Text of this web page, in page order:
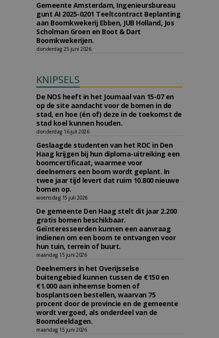
Gemeente Amsterdam, Ingenieursbureau
gunt AI 2025-0201 Teeltcontract Beplanting
aan Boomkwekerij Ebben, JUB Holland, Jos
Scholman Groen en Boot & Dart
Boomkwekerijen.
donderdag 25 juni 2026
KNIPSELS
De NOS heeft in het Journaal van 15-07 en
op de site aandacht voor de bomen in de
stad, en hoe (én of) deze in de toekomst de
stad koel kunnen houden.
donderdag 16 juli 2026
Geslaagde studenten van het ROC in Den
Haag krijgen bij hun diploma-uitreiking een
boomcertificaat, waarmee voor
deelnemers een boom wordt geplant. In
twee jaar tijd levert dat ruim 10.800 nieuwe
bomen op.
woensdag 15 juli 2026
De gemeente Den Haag stelt dit jaar 2.200
gratis bomen beschikbaar.
Geïnteresseerden kunnen een aanvraag
indienen om een boom te ontvangen voor
hun tuin, terrein of buurt.
maandag 15 juni 2026
Deelnemers in het Overijsselse
buitengebied kunnen tussen de €150 en
€1.000 aan inheemse bomen of
bosplantsoen bestellen, waarvan 75
procent door de provincie en de gemeente
wordt vergoed, als onderdeel van de
Boomdeeldagen.
maandag 15 juni 2026